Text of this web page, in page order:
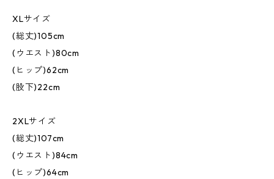
XLサイズ
(総丈)105cm
(ウエスト)80cm
(ヒップ)62cm
(股下)22cm
2XLサイズ
(総丈)107cm
(ウエスト)84cm
(ヒップ)64cm